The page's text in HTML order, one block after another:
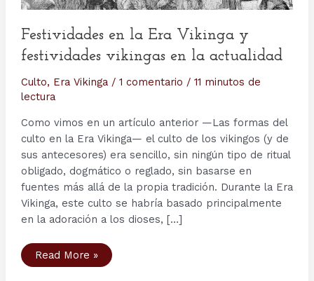
Festividades en la Era Vikinga y
festividades vikingas en la actualidad
Culto, Era Vikinga/ 1 comentario / 11 minutos de
lectura
Como vimos en un artículo anterior —Las formas del
culto en la Era Vikinga— el culto de los vikingos (y de
sus antecesores) era sencillo, sin ningún tipo de ritual
obligado, dogmático o reglado, sin basarse en
fuentes más allá de la propia tradición. Durante la Era
Vikinga, este culto se habría basado principalmente
en la adoración a los dioses, […]
Festividades
en
Read More »